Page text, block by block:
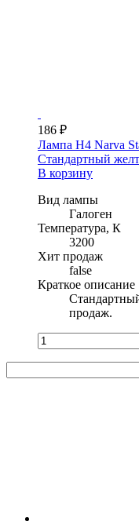
186 ₽
Лампа H4 Narva
Стандартный
В корзину
Вид лампы
Галоген
Температура, К
3200
Хит продаж
false
Краткое описание
продаж.